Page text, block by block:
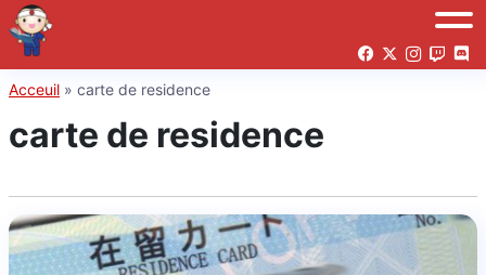
Acceuil » carte de residence
carte de residence